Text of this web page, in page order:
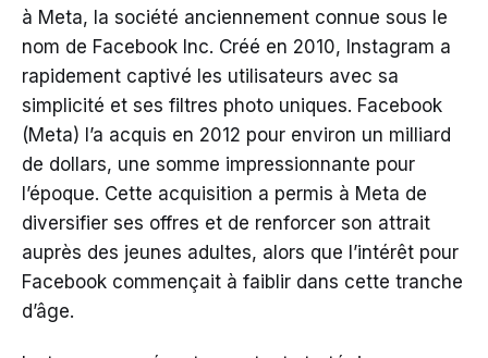
à Meta, la société anciennement connue sous le
nom de Facebook Inc. Créé en 2010, Instagram a
rapidement captivé les utilisateurs avec sa
simplicité et ses filtres photo uniques. Facebook
(Meta) l’a acquis en 2012 pour environ un milliard
de dollars, une somme impressionnante pour
l’époque. Cette acquisition a permis à Meta de
diversifier ses offres et de renforcer son attrait
auprès des jeunes adultes, alors que l’intérêt pour
Facebook commençait à faiblir dans cette tranche
d’âge.